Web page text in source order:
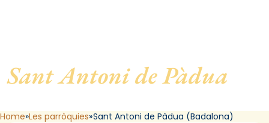
Sant Antoni de Pàdua
Home Les parròquies Sant Antoni de Pàdua (Badalona)